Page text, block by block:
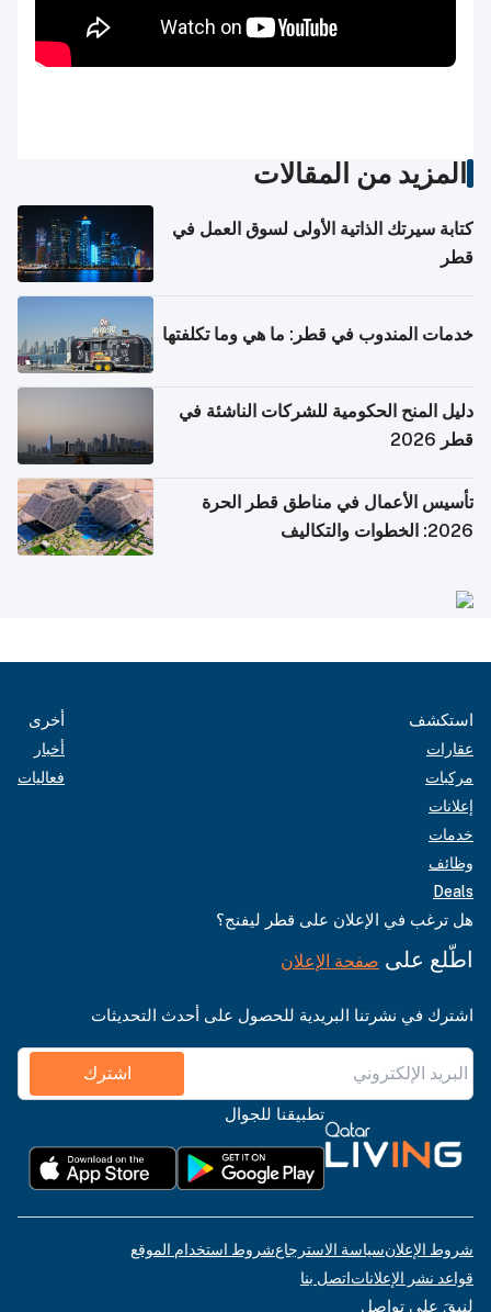
المزيد من المقالات
كتابة سيرتك الذاتية الأولى لسوق العمل في
قطر
خدمات المندوب في قطر: ما هي وما تكلفتها
دليل المنح الحكومية للشركات الناشئة في
قطر 2026
تأسيس الأعمال في مناطق قطر الحرة
2026: الخطوات والتكاليف
استكشف
عقارات
مركبات
إعلانات
خدمات
وظائف
Deals
أخرى
أخبار
فعاليات
هل ترغب في الإعلان على قطر ليفنج؟
اطّلع على صفحة الإعلان
اشترك في نشرتنا البريدية للحصول على أحدث التحديثات
اشترك
تطبيقنا للجوال
شروط الإعلانسياسة الاسترجاعشروط استخدام الموقع
قواعد نشر الإعلاناتاتصل بنا
لنبقَ على تواصل